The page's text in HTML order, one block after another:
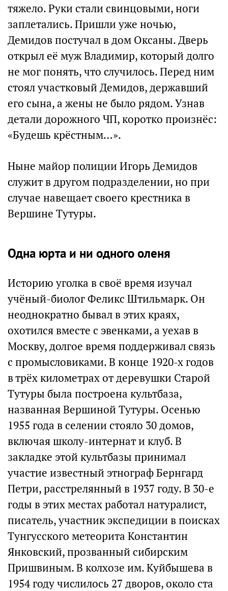
тяжело. Руки стали свинцовыми, ноги
заплетались. Пришли уже ночью,
Демидов постучал в дом Оксаны. Дверь
открыл её муж Владимир, который долго
не мог понять, что случилось. Перед ним
стоял участковый Демидов, державший
его сына, а жены не было рядом. Узнав
детали дорожного ЧП, коротко произнёс:
«Будешь крёстным…».
Ныне майор полиции Игорь Демидов
служит в другом подразделении, но при
случае навещает своего крестника в
Вершине Тутуры.
Одна юрта и ни одного оленя
Историю уголка в своё время изучал
учёный-биолог Феликс Штильмарк. Он
неоднократно бывал в этих краях,
охотился вместе с эвенками, а уехав в
Москву, долгое время поддерживал связь
с промысловиками. В конце 1920-х годов
в трёх километрах от деревушки Старой
Тутуры была построена культбаза,
названная Вершиной Тутуры. Осенью
1955 года в селении стояло 30 домов,
включая школу-интернат и клуб. В
закладке этой культбазы принимал
участие известный этнограф Бернгард
Петри, расстрелянный в 1937 году. В 30-е
годы в этих местах работал натуралист,
писатель, участник экспедиции в поисках
Тунгусского метеорита Константин
Янковский, прозванный сибирским
Пришвиным. В колхозе им. Куйбышева в
1954 году числилось 27 дворов, около ста